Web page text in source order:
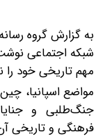
به گزارش گروه
شبکه اجتماعی
مهم تاریخی خود
مواضع اسپانیا،
جنگ‌طلبی و
فرهنگی و تاریخی